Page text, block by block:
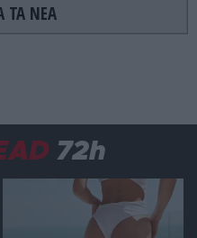
23:32
είδαν τον Παράδεισο
Όταν ένας άνδρας
ΤΑ ΝΕΑ
72h